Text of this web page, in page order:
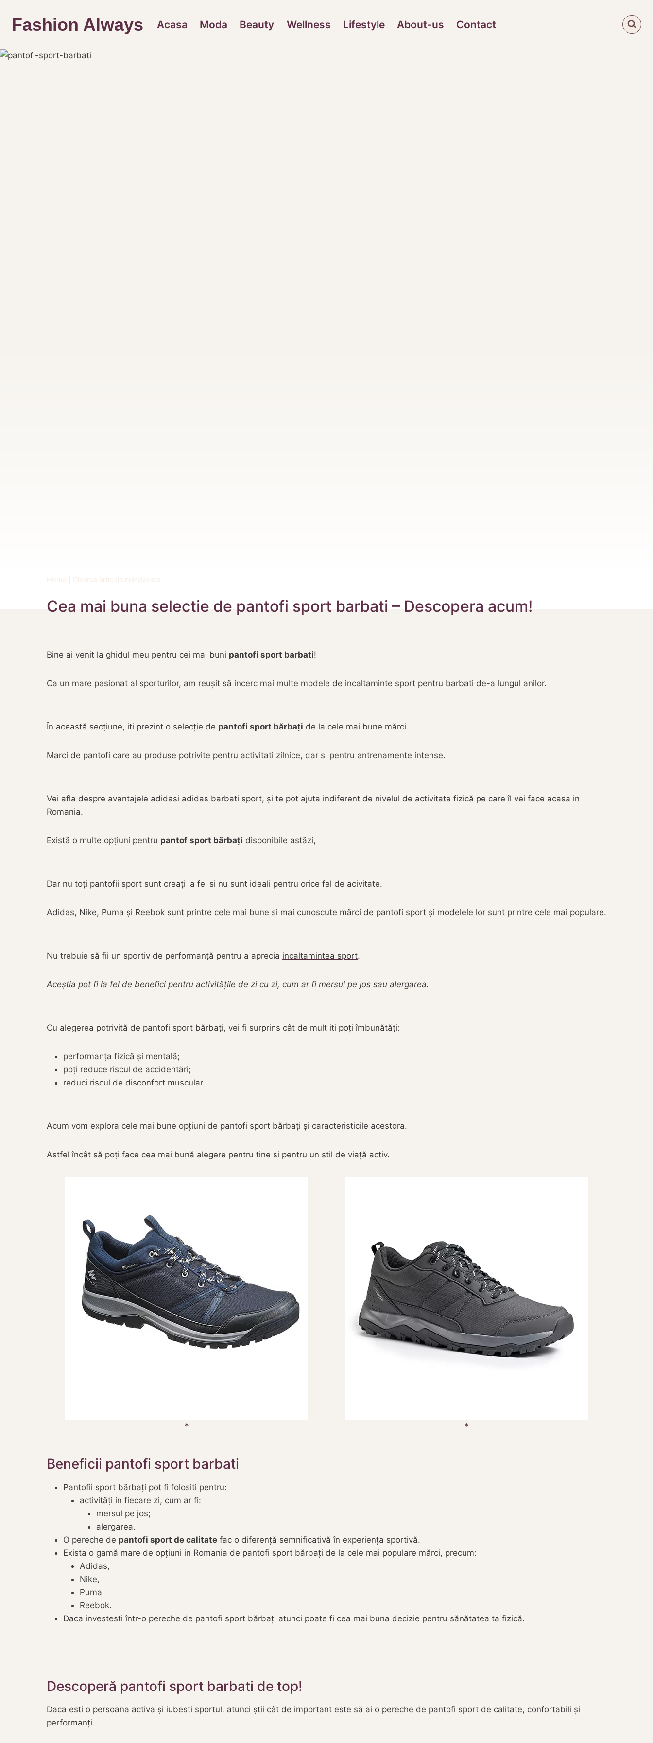
content
Fashion Always Acasa Moda Beauty Wellness Lifestyle About-us Contact
Home Diverse articole neindexate
Cea mai buna selectie de pantofi sport barbati – Descopera acum!
Bine ai venit la ghidul meu pentru cei mai buni pantofi sport barbati!
Ca un mare pasionat al sporturilor, am reușit să incerc mai multe modele de incaltaminte sport pentru barbati de-a lungul anilor.
În această secțiune, iti prezint o selecție de pantofi sport bărbați de la cele mai bune mărci.
Marci de pantofi care au produse potrivite pentru activitati zilnice, dar si pentru antrenamente intense.
Vei afla despre avantajele adidasi adidas barbati sport, și te pot ajuta indiferent de nivelul de activitate fizică pe care îl vei face acasa in
Romania.
Există o multe opțiuni pentru pantof sport bărbați disponibile astăzi,
Dar nu toți pantofii sport sunt creați la fel si nu sunt ideali pentru orice fel de acivitate.
Adidas, Nike, Puma și Reebok sunt printre cele mai bune si mai cunoscute mărci de pantofi sport și modelele lor sunt printre cele mai populare.
Nu trebuie să fii un sportiv de performanță pentru a aprecia incaltamintea sport.
Aceștia pot fi la fel de benefici pentru activitățile de zi cu zi, cum ar fi mersul pe jos sau alergarea.
Cu alegerea potrivită de pantofi sport bărbați, vei fi surprins cât de mult iti poți îmbunătăți:
performanța fizică și mentală;
poți reduce riscul de accidentări;
reduci riscul de disconfort muscular.
Acum vom explora cele mai bune opțiuni de pantofi sport bărbați și caracteristicile acestora.
Astfel încât să poți face cea mai bună alegere pentru tine și pentru un stil de viață activ.
Beneficii pantofi sport barbati
Pantofii sport bărbați pot fi folositi pentru:
activități in fiecare zi, cum ar fi:
mersul pe jos;
alergarea.
O pereche de pantofi sport de calitate fac o diferență semnificativă în experiența sportivă.
Exista o gamă mare de opțiuni in Romania de pantofi sport bărbați de la cele mai populare mărci, precum:
Adidas,
Nike,
Puma
Reebok.
Daca investesti într-o pereche de pantofi sport bărbați atunci poate fi cea mai buna decizie pentru sănătatea ta fizică.
Descoperă pantofi sport barbati de top!
Daca esti o persoana activa și iubesti sportul, atunci știi cât de important este să ai o pereche de pantofi sport de calitate, confortabili și
performanți.